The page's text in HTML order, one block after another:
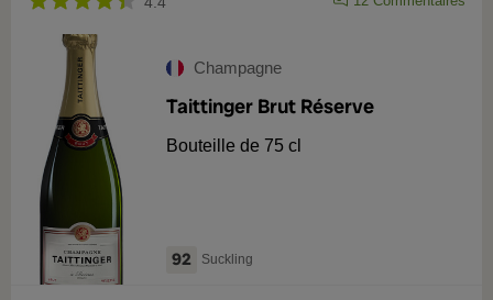
Champagne
Taittinger Brut Réserve
Bouteille de 75 cl
92 Suckling